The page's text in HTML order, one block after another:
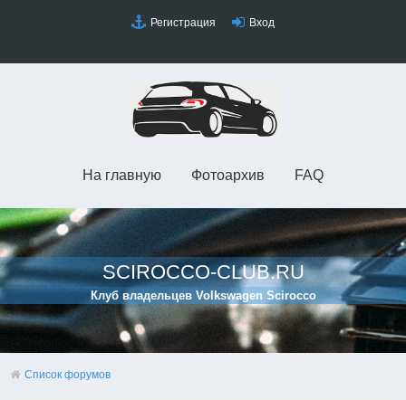
Регистрация Вход
На главную Фотоархив FAQ
SCIROCCO-CLUB.RU
Клуб владельцев Volkswagen Scirocco
Список форумов